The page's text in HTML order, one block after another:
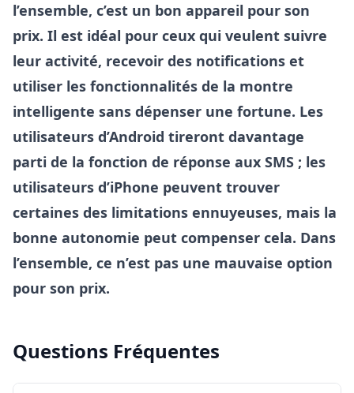
l’ensemble, c’est un bon appareil pour son
prix. Il est idéal pour ceux qui veulent suivre
leur activité, recevoir des notifications et
utiliser les fonctionnalités de la montre
intelligente sans dépenser une fortune. Les
utilisateurs d’Android tireront davantage
parti de la fonction de réponse aux SMS ; les
utilisateurs d’iPhone peuvent trouver
certaines des limitations ennuyeuses, mais la
bonne autonomie peut compenser cela. Dans
l’ensemble, ce n’est pas une mauvaise option
pour son prix.
Questions Fréquentes